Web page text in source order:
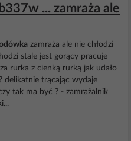
... zamraża ale
zamraża ale nie chłodzi
stale jest gorący pracuje
rurka z cienką rurką jak udało
delikatnie trącając wydaje
tak ma być ? - zamrażalnik